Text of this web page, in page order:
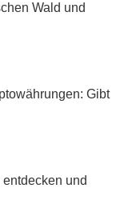
Wald und
Gibt
und